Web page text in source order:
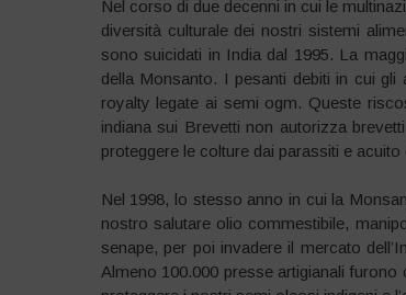
Nel corso di due decenni in cui le
diversità culturale dei nostri sistemi
sono suicidati in India dal 1995. La
della Monsanto. I pesanti debiti in cui
royalty legate ai semi ogm. Queste
indiana sui Brevetti non autorizza
proteggere le colture dai parassiti e
Nel 1998, lo stesso anno in cui la
nostro salutare olio commestibile,
senape, per poi invadere il mercato
Almeno 100.000 presse artigianali